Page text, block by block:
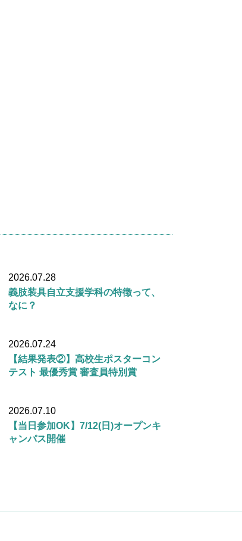
2026.07.28
義肢装具自立支援学科の特徴って、
なに？
2026.07.24
【結果発表②】高校生ポスターコン
テスト 最優秀賞 審査員特別賞
2026.07.10
【当日参加OK】7/12(日)オープンキ
ャンパス開催